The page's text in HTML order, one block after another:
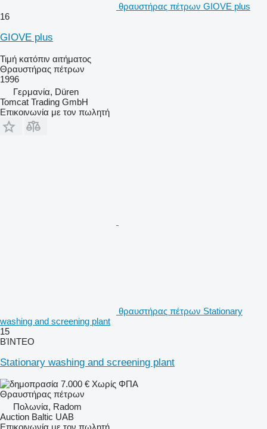
θραυστήρας πέτρων GIOVE plus
16
GIOVE plus
Τιμή κατόπιν αιτήματος
Θραυστήρας πέτρων
1996
Γερμανία, Düren
Tomcat Trading GmbH
Επικοινωνία με τον πωλητή
θραυστήρας πέτρων Stationary
washing and screening plant
15
ΒΊΝΤΕΟ
Stationary washing and screening plant
7.000 € Χωρίς ΦΠΑ
Θραυστήρας πέτρων
Πολωνία, Radom
Auction Baltic UAB
Επικοινωνία με τον πωλητή